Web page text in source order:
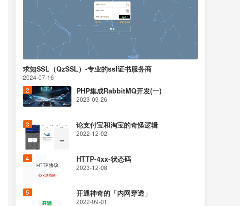
求知SSL（QzSSL）-专业的ssl证书服务商
2024-07-16
PHP集成RabbitMQ开发(一)
2023-09-26
论支付宝和淘宝的奇怪逻辑
2022-12-02
HTTP-4xx-状态码
2023-12-08
开通神奇的「内网穿透」
2022-09-01